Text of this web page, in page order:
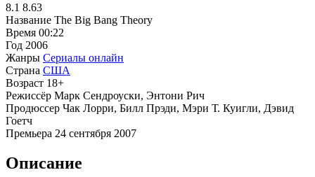
8.1 8.63
Название The Big Bang Theory
Время 00:22
Год 2006
Жанры Сериалы онлайн
Страна США
Возраст 18+
Режиссёр Марк Сендроуски, Энтони Рич
Продюссер Чак Лорри, Билл Прэди, Мэри Т. Куигли, Дэвид
Гоетч
Премьера 24 сентября 2007
Описание